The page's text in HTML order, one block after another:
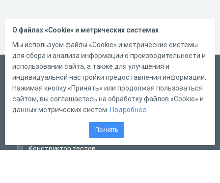
Русский
Справка
Форма обратной связи
Конструктор тестов
О файлах «Cookie» и метрических системах
Мы используем файлы «Cookie» и метрические системы
для сбора и анализа информации о производительности и
использовании сайта, а также для улучшения и
индивидуальной настройки предоставления информации.
Нажимая кнопку «Принять» или продолжая пользоваться
сайтом, вы соглашаетесь на обработку файлов «Cookie» и
данных метрических систем. Подробнее
Принять